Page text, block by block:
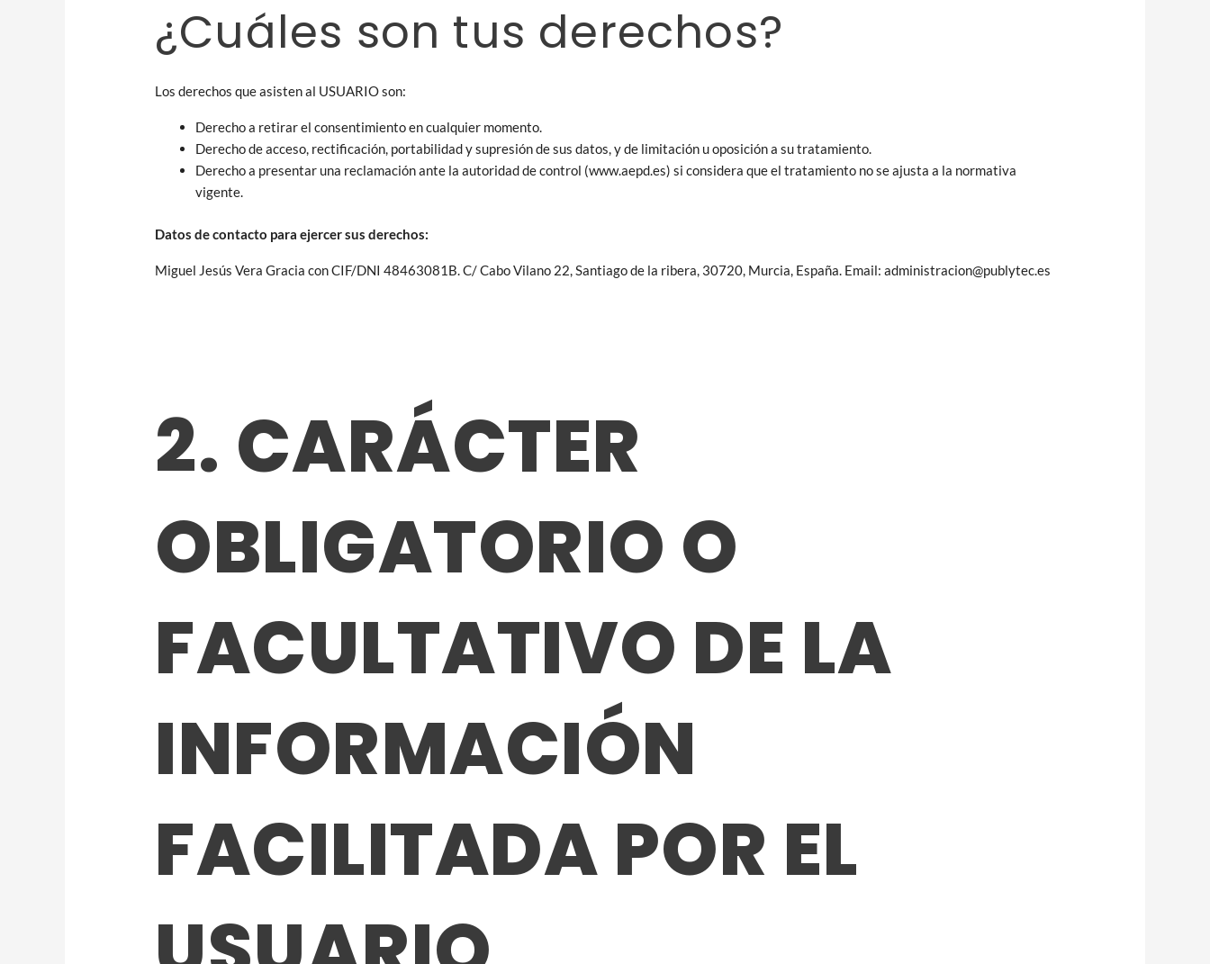
¿Cuáles son tus derechos?
Los derechos que asisten al USUARIO son:
Derecho a retirar el consentimiento en cualquier momento.
Derecho de acceso, rectificación, portabilidad y supresión de sus datos, y de limitación u oposición a su tratamiento.
Derecho a presentar una reclamación ante la autoridad de control (www.aepd.es) si considera que el tratamiento no se ajusta a la normativa
vigente.
Datos de contacto para ejercer sus derechos:
Miguel Jesús Vera Gracia con CIF/DNI 48463081B. C/ Cabo Vilano 22, Santiago de la ribera, 30720, Murcia, España. Email: administracion@publytec.es
2. CARÁCTER
OBLIGATORIO O
FACULTATIVO DE LA
INFORMACIÓN
FACILITADA POR EL